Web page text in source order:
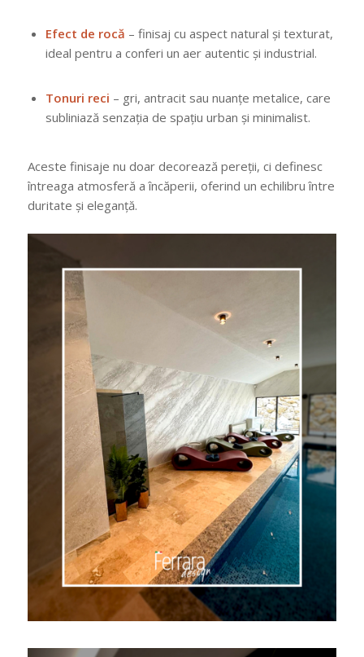
Efect de rocă – finisaj cu aspect natural și texturat,
ideal pentru a conferi un aer autentic și industrial.
Tonuri reci – gri, antracit sau nuanțe metalice, care
subliniază senzația de spațiu urban și minimalist.
Aceste finisaje nu doar decorează pereții, ci definesc
întreaga atmosferă a încăperii, oferind un echilibru între
duritate și eleganță.